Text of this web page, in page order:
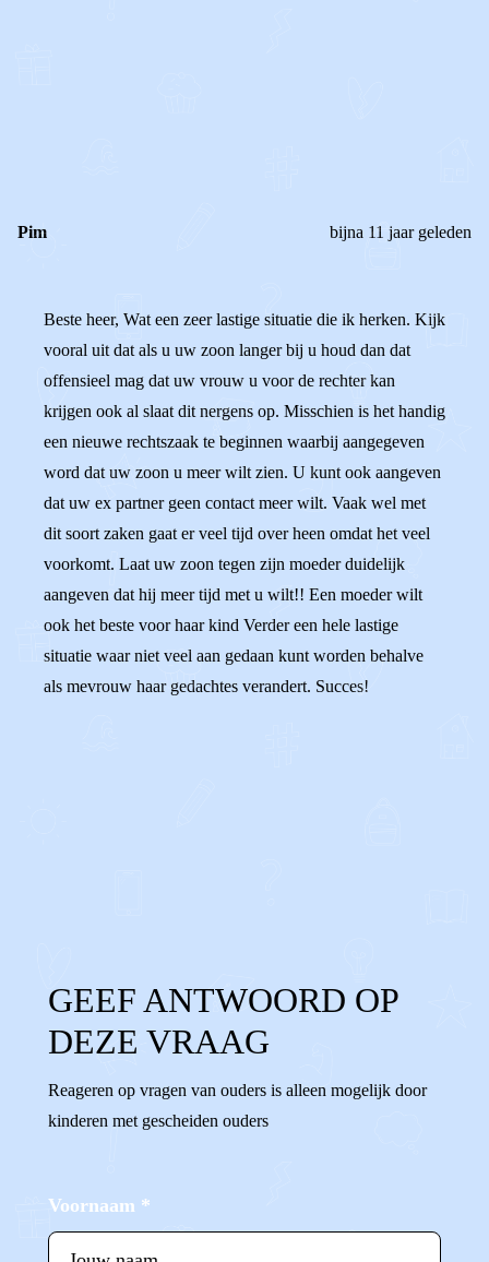
Pim bijna 11 jaar geleden
Beste heer, Wat een zeer lastige situatie die ik herken. Kijk
vooral uit dat als u uw zoon langer bij u houd dan dat
offensieel mag dat uw vrouw u voor de rechter kan
krijgen ook al slaat dit nergens op. Misschien is het handig
een nieuwe rechtszaak te beginnen waarbij aangegeven
word dat uw zoon u meer wilt zien. U kunt ook aangeven
dat uw ex partner geen contact meer wilt. Vaak wel met
dit soort zaken gaat er veel tijd over heen omdat het veel
voorkomt. Laat uw zoon tegen zijn moeder duidelijk
aangeven dat hij meer tijd met u wilt!! Een moeder wilt
ook het beste voor haar kind Verder een hele lastige
situatie waar niet veel aan gedaan kunt worden behalve
als mevrouw haar gedachtes verandert. Succes!
GEEF ANTWOORD OP
DEZE VRAAG
Reageren op vragen van ouders is alleen mogelijk door
kinderen met gescheiden ouders
Voornaam *